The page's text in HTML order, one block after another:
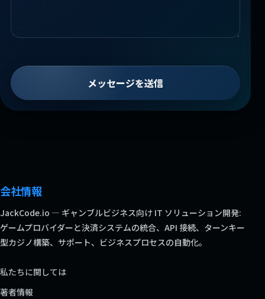
メッセージを送信
会社情報
JackCode.io — ギャンブルビジネス向け IT ソリューション開発:
ゲームプロバイダーと決済システムの統合、API 接続、ターンキー
型カジノ構築、サポート、ビジネスプロセスの自動化。
私たちに関しては
著者情報